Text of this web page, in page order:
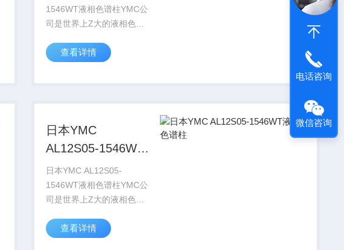
1546WT液相色谱柱YMC公
司是世界上Z大的液相色谱
厂商之一，具有二十多年开
著名的色谱仪厂商如
查看详情
日本YMC
AL12S05-1546WT
液相色谱柱
日本YMC AL12S05-
1546WT液相色谱柱YMC公
司是世界上Z大的液相色谱
厂商之一，具有二十多年开
查看详情
电话咨询
微信咨询